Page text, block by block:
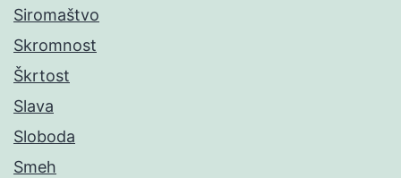
Siromaštvo
Skromnost
Škrtost
Slava
Sloboda
Smeh